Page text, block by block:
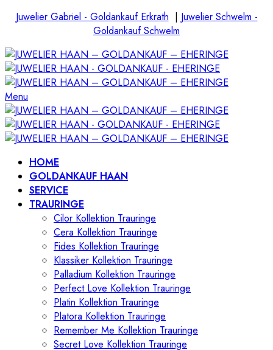
Juwelier Gabriel - Goldankauf Erkrath | Juwelier Schwelm -
Goldankauf Schwelm
Menu
HOME
GOLDANKAUF HAAN
SERVICE
TRAURINGE
Cilor Kollektion Trauringe
Cera Kollektion Trauringe
Fides Kollektion Trauringe
Klassiker Kollektion Trauringe
Palladium Kollektion Trauringe
Perfect Love Kollektion Trauringe
Platin Kollektion Trauringe
Platora Kollektion Trauringe
Remember Me Kollektion Trauringe
Secret Love Kollektion Trauringe